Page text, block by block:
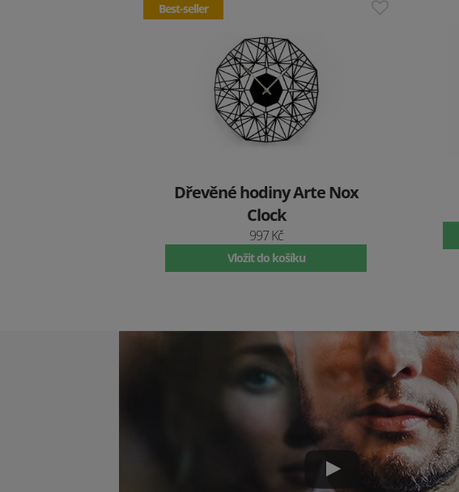
Best-seller
Dřevěné hodiny Arte Nox
Clock
997 Kč
Vložit do košíku